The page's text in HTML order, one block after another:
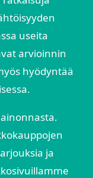
useita
arvioinnin
hyödyntää
ja